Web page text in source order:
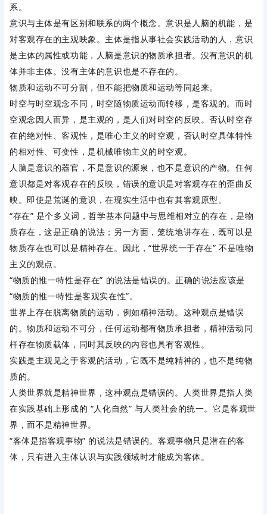
系。
意识与主体是有区别和联系的两个概念。意识是人脑的机能，是
对客观存在的主观映象。主体是指从事社会实践活动的人，意识
是主体的属性或功能，人脑是意识的物质承担者。没有意识的机
体并非主体。没有主体的意识也是不存在的。
物质和运动不可分割，但不能把物质和运动等同起来。
时空与时空观念不同，时空随物质运动而转移，是客观的。而时
空观念因人而异，是主观的，是人们对时空的反映。否认时空存
在的绝对性、客观性，是唯心主义的时空观，否认时空具体特性
的相对性、可变性，是机械唯物主义的时空观。
人脑是意识的器官，不是意识的源泉，也不是意识的产物。任何
意识都是对客观存在的反映，错误的意识是对客观存在的歪曲反
映。即使是荒诞的意识，在现实生活中也有其客观原型。
“存在” 是个多义词，哲学基本问题中与思维相对立的存在，是物
质存在，这是正确的说法；另一方面，笼统地讲存在，既可以是
物质存在也可以是精神存在。因此，“世界统一于存在” 不是唯物
主义的观点。
“物质的惟一特性是存在” 的说法是错误的。正确的说法应该是
“物质的惟一特性是客观实在性”。
世界上存在脱离物质的运动，例如精神活动。这种观点是错误
的。物质和运动不可分，任何运动都有物质承担者，精神活动同
样存在物质载体，同时其反映的内容也具有客观性。
实践是主观见之于客观的活动，它既不是纯精神的，也不是纯物
质的。
人类世界就是精神世界，这种观点是错误的。人类世界是指人类
在实践基础上形成的 “人化自然” 与人类社会的统一。它是客观世
界，而不是精神世界。
“客体是指客观事物” 的说法是错误的。客观事物只是潜在的客
体，只有进入主体认识与实践领域时才能成为客体。